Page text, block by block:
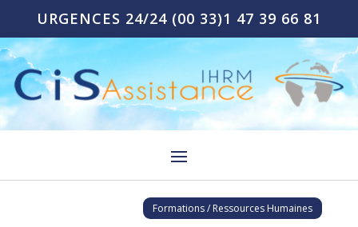
URGENCES 24/24 (00 33)1 47 39 66 81
Formations / Ressources Humaines